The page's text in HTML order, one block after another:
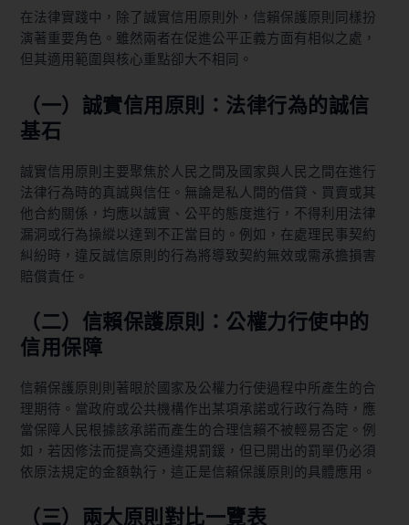
在法律實踐中，除了誠實信用原則外，信賴保護原則同樣扮
演著重要角色。雖然兩者在促進公平正義方面有相似之處，
但其適用範圍與核心重點卻大不相同。
（一）誠實信用原則：法律行為的誠信
基石
誠實信用原則主要聚焦於人民之間及國家與人民之間在進行
法律行為時的真誠與信任。無論是私人間的借貸、買賣或其
他合約關係，均應以誠實、公平的態度進行，不得利用法律
漏洞或行為操縱以達到不正當目的。例如，在處理民事契約
糾紛時，違反誠信原則的行為將導致契約無效或需承擔損害
賠償責任。
（二）信賴保護原則：公權力行使中的
信用保障
信賴保護原則則著眼於國家及公權力行使過程中所產生的合
理期待。當政府或公共機構作出某項承諾或行政行為時，應
當保障人民根據該承諾而產生的合理信賴不被輕易否定。例
如，若因修法而提高交通違規罰鍰，但已開出的罰單仍必須
依原法規定的金額執行，這正是信賴保護原則的具體應用。
（三）兩大原則對比一覽表